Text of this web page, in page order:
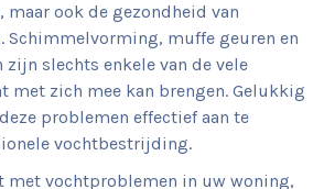
maar ook de gezondheid van
Schimmelvorming, muffe geuren en
slechts enkele van de vele
met zich mee kan brengen. Gelukkig
problemen effectief aan te
vochtbestrijding.
met vochtproblemen in uw woning,